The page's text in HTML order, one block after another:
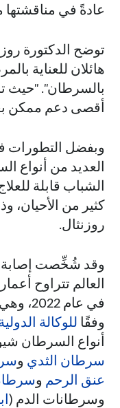
عادةً في مناقشتها
توضح الدكتورة
هائلان للعناية
بالسرطان". "حيث
أقصى دعم ممكن
وبفضل
العديد من أنواع
الشباب قابلة
كثير من الأحيان،
روزنثال.
في عام
وفقًا للوكالة
أنواع السرطان
سرطان الثدي و
عنق الرحم و
وسرطانات الدم (